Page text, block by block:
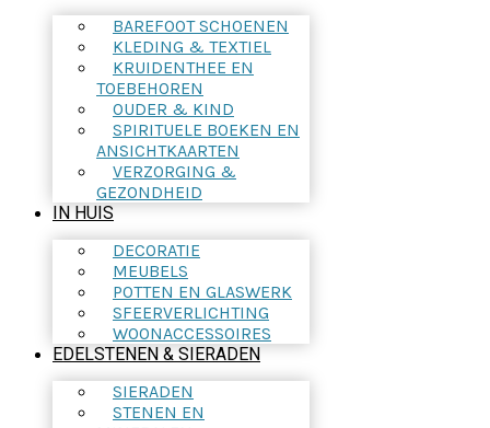
BAREFOOT SCHOENEN
KLEDING & TEXTIEL
KRUIDENTHEE EN
TOEBEHOREN
OUDER & KIND
SPIRITUELE BOEKEN EN
ANSICHTKAARTEN
VERZORGING &
GEZONDHEID
IN HUIS
DECORATIE
MEUBELS
POTTEN EN GLASWERK
SFEERVERLICHTING
WOONACCESSOIRES
EDELSTENEN & SIERADEN
SIERADEN
STENEN EN